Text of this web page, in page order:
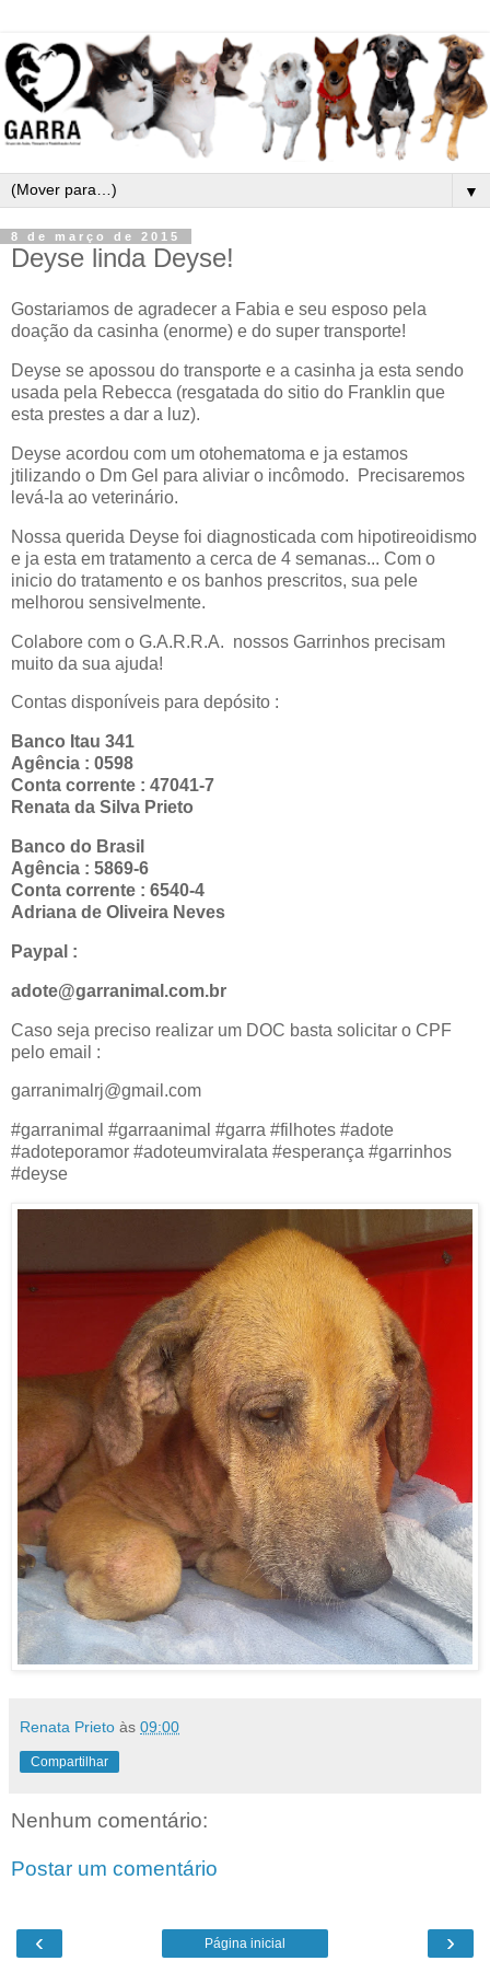
▼
8 de março de 2015
Deyse linda Deyse!
Gostariamos de agradecer a Fabia e seu esposo pela
doação da casinha (enorme) e do super transporte!
Deyse se apossou do transporte e a casinha ja esta sendo
usada pela Rebecca (resgatada do sitio do Franklin que
esta prestes a dar a luz).
Deyse acordou com um otohematoma e ja estamos
jtilizando o Dm Gel para aliviar o incômodo. Precisaremos
levá-la ao veterinário.
Nossa querida Deyse foi diagnosticada com hipotireoidismo
e ja esta em tratamento a cerca de 4 semanas... Com o
inicio do tratamento e os banhos prescritos, sua pele
melhorou sensivelmente.
Colabore com o G.A.R.R.A. nossos Garrinhos precisam
muito da sua ajuda!
Contas disponíveis para depósito :
Banco Itau 341
Agência : 0598
Conta corrente : 47041-7
Renata da Silva Prieto
Banco do Brasil
Agência : 5869-6
Conta corrente : 6540-4
Adriana de Oliveira Neves
Paypal :
adote@garranimal.com.br
Caso seja preciso realizar um DOC basta solicitar o CPF
pelo email :
garranimalrj@gmail.com
#garranimal #garraanimal #garra #filhotes #adote
#adoteporamor #adoteumviralata #esperança #garrinhos
#deyse
Renata Prieto às 09:00
Compartilhar
Nenhum comentário:
Postar um comentário
‹ ›
Página inicial